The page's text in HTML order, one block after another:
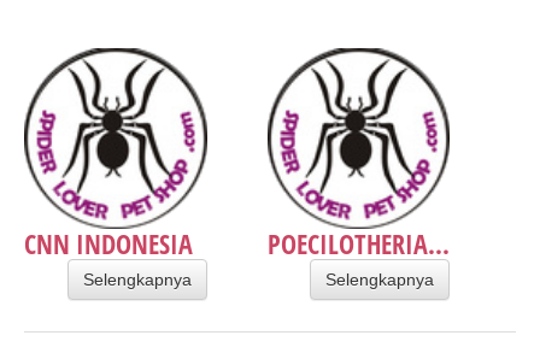
CNN INDONESIA
Selengkapnya
POECILOTHERIA...
Selengkapnya